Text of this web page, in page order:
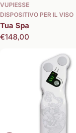
VUPIESSE
DISPOSITIVO PER IL VISO
Tua Spa
Prezzo
€148,00